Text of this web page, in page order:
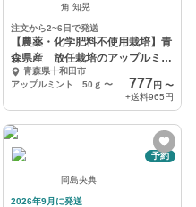
角 知晃
注文から2~6日で発送
【農薬・化学肥料不使用栽培】青
森県産 放任栽培のアップルミン
ト 青森県十和田市
アップルミント 50ｇ 〜 777円 〜
+送料965円
予約
岡島央典
2026年9月に発送